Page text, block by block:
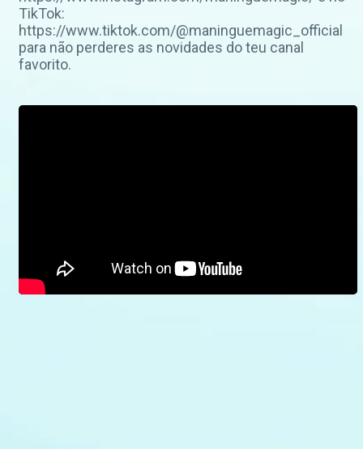
TikTok:
https://www.tiktok.com/@maninguemagic_official
para não perderes as novidades do teu canal
favorito.